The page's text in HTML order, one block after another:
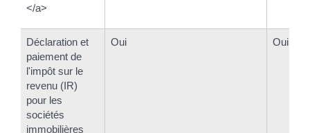
</a>
Déclaration et
paiement de
l'impôt sur le
revenu (IR)
pour les
sociétés
immobilières
Oui Oui